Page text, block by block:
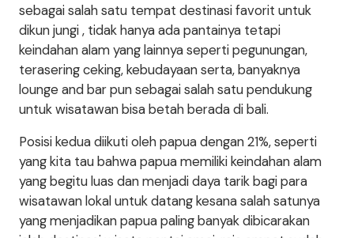
sebagai salah satu tempat destinasi favorit untuk
dikun jungi , tidak hanya ada pantainya tetapi
keindahan alam yang lainnya seperti pegunungan,
terasering ceking, kebudayaan serta, banyaknya
lounge and bar pun sebagai salah satu pendukung
untuk wisatawan bisa betah berada di bali.
Posisi kedua diikuti oleh papua dengan 21%, seperti
yang kita tau bahwa papua memiliki keindahan alam
yang begitu luas dan menjadi daya tarik bagi para
wisatawan lokal untuk datang kesana salah satunya
yang menjadikan papua paling banyak dibicarakan